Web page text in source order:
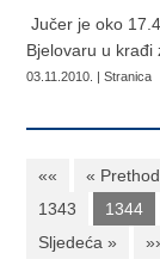
Jučer je oko
Bjelovaru u krađi
03.11.2010. | Stranica
«« «
1343
1344
Sljedeća »